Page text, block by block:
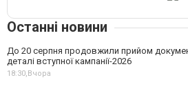
Останні новини
До 20 серпня продовжили прийом
деталі вступної кампанії-2026
18:30, Вчора